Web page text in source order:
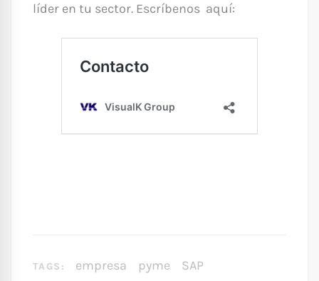
líder en tu sector. Escríbenos aquí:
TAGS: empresa pyme
SAP